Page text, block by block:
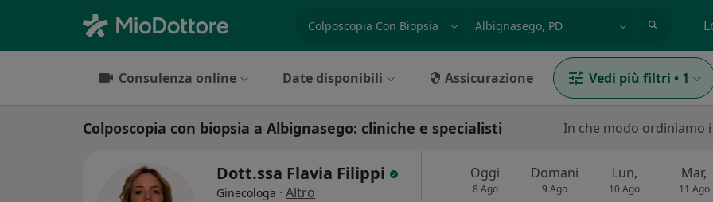
Consulenza online Date disponibili Assicurazione Vedi più filtri • 1
Colposcopia con biopsia a Albignasego: cliniche e specialisti In che modo ordiniamo
Dott.ssa Flavia Filippi
Ginecologa · Altro
Oggi
8 Ago
Domani
9 Ago
Lun,
10 Ago
Mar,
11 Ago